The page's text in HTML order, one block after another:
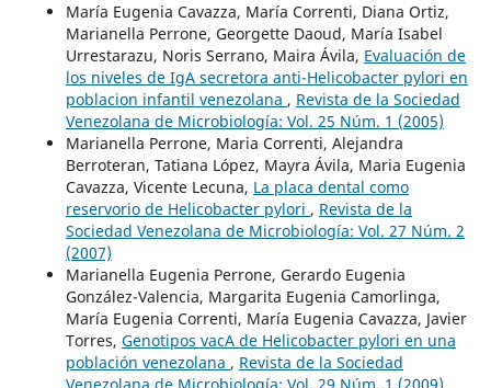
María Eugenia Cavazza, María Correnti, Diana Ortiz,
Marianella Perrone, Georgette Daoud, María Isabel
Urrestarazu, Noris Serrano, Maira Ávila, Evaluación de
los niveles de IgA secretora anti-Helicobacter pylori en
poblacion infantil venezolana , Revista de la Sociedad
Venezolana de Microbiología: Vol. 25 Núm. 1 (2005)
Marianella Perrone, Maria Correnti, Alejandra
Berroteran, Tatiana López, Mayra Ávila, Maria Eugenia
Cavazza, Vicente Lecuna, La placa dental como
reservorio de Helicobacter pylori , Revista de la
Sociedad Venezolana de Microbiología: Vol. 27 Núm. 2
(2007)
Marianella Eugenia Perrone, Gerardo Eugenia
González-Valencia, Margarita Eugenia Camorlinga,
María Eugenia Correnti, María Eugenia Cavazza, Javier
Torres, Genotipos vacA de Helicobacter pylori en una
población venezolana , Revista de la Sociedad